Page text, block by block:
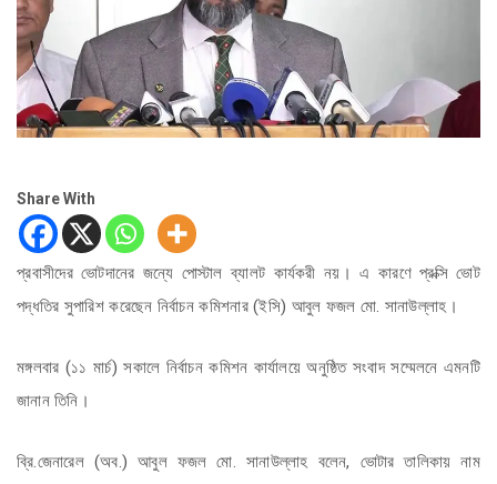
Share With
প্রবাসীদের ভোটদানের জন্যে পোস্টাল ব্যালট কার্যকরী নয়। এ কারণে প্রক্সি ভোট
পদ্ধতির সুপারিশ করেছেন নির্বাচন কমিশনার (ইসি) আবুল ফজল মো. সানাউল্লাহ।
মঙ্গলবার (১১ মার্চ) সকালে নির্বাচন কমিশন কার্যালয়ে অনুষ্ঠিত সংবাদ সম্মেলনে এমনটি
জানান তিনি।
ব্রি.জেনারেল (অব.) আবুল ফজল মো. সানাউল্লাহ বলেন, ভোটার তালিকায় নাম